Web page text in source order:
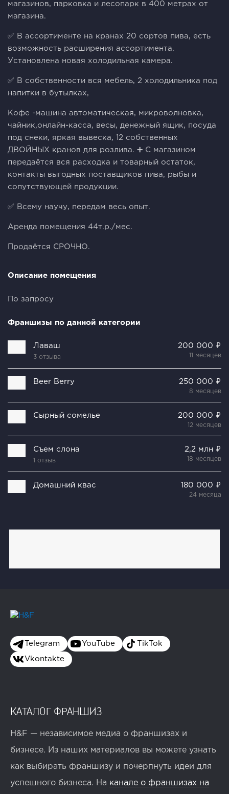
магазинов, парковка и лесопарк в 400 метрах от
магазина.
✅ В ассортименте на кранах 20 сортов пива, есть
возможность расширения ассортимента.
Установлена новая холодильная камера.
✅ В собственности вся мебель, 2 холодильника под
напитки в бутылках,
Кофе -машина автоматическая, микроволновка,
чайник,онлайн-касса, весы, денежный ящик, посуда
под снеки, яркая вывеска, 12 собственных
ДВОЙНЫХ кранов для розлива. ➕ С магазином
передаётся вся расходка и товарный остаток,
контакты выгодных поставщиков пива, рыбы и
сопутствующей продукции.
✅ Всему научу, передам весь опыт.
Аренда помещения 44т.р./мес.
Продаётся СРОЧНО.
Описание помещения
По запросу
Франшизы по данной категории
Лаваш
3 отзыва
200 000 ₽
11 месяцев
Beer Berry 250 000 ₽
8 месяцев
Сырный сомелье 200 000 ₽
12 месяцев
Съем слона
1 отзыв
2,2 млн ₽
18 месяцев
Домашний квас 180 000 ₽
24 месяца
Telegram YouTube TikTok
Vkontakte
КАТАЛОГ ФРАНШИЗ
H&F — независимое медиа о франшизах и
бизнесе. Из наших материалов вы можете узнать
как выбирать франшизу и почерпнуть идеи для
успешного бизнеса. На канале о франшизах на